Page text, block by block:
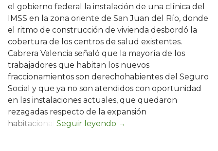
el gobierno federal la instalación de una clínica del
IMSS en la zona oriente de San Juan del Río, donde
el ritmo de construcción de vivienda desbordó la
cobertura de los centros de salud existentes.
Cabrera Valencia señaló que la mayoría de los
trabajadores que habitan los nuevos
fraccionamientos son derechohabientes del Seguro
Social y que ya no son atendidos con oportunidad
en las instalaciones actuales, que quedaron
rezagadas respecto de la expansión
habitacional.